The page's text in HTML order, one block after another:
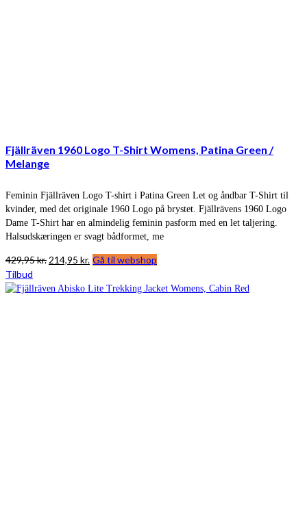
Fjällräven 1960 Logo T-Shirt Womens, Patina Green /
Melange
Feminin Fjällräven Logo T-shirt i Patina Green Let og åndbar T-Shirt til
kvinder, med det originale 1960 Logo på brystet. Fjällrävens 1960 Logo
Dame T-Shirt har en almindelig feminin pasform med en let taljering.
Halsudskæringen er svagt bådformet, me
429,95kr. Den
pris
214,95 kr. Den
pris
Gå til webshop
Tilbud